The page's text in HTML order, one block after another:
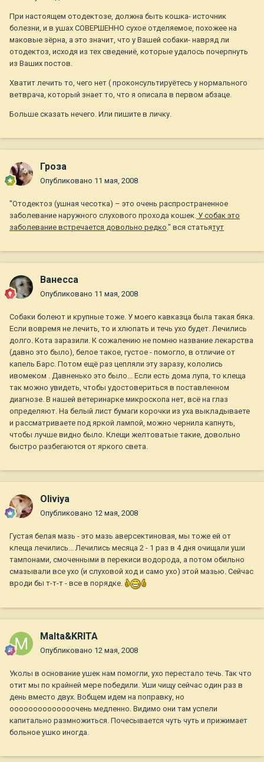
При настоящем отодектозе, должна быть кошка- источник
болезни, и в ушах СОВЕРШЕННО сухое отделяемое, похожее на
маковые зёрна, а это значит, что у Вашей собаки- навряд ли
отодектоз, исходя из тех сведениё, которые удалось почерпнуть
из Ваших постов.
Хватит лечить то, чего нет ( проконсультируётесь у нормального
ветврача, который знает то, что я описала в первом абзаце.
Больше сказать нечего. Или пишите в личку.
Гроза
Опубликовано 11 мая, 2008
"Отодектоз (ушная чесотка) – это очень распространенное
заболевание наружного слухового прохода кошек. У собак это
заболевание встречается довольно редко." вся статьятут
Ванесса
Опубликовано 11 мая, 2008
Собаки болеют и крупные тоже. У моего кавказца была такая бяка.
Если вовремя не лечить, то и хлюпать и течь ухо будет. Лечились
долго. Кота заразили. К сожалению не помню название лекарства
(давно это было), белое такое, густое - помогло, в отличие от
капель Барс. Потом ещё раз цепляли эту заразу, кололись
ивомеком . Давненько это было... Если есть дома лупа, то клеща
так можно увидеть, чтобы удостовериться в поставленном
диагнозе. В нашей ветеринарке микроскопа нет, всё на глаз
определяют. На белый лист бумаги корочки из уха выкладываете
и рассматриваете под яркой лампой, можно чернила капнуть,
чтобы лучше видно было. Клещи желтоватые такие, довольно
быстро разбегаются от яркого света.
Oliviya
Опубликовано 12 мая, 2008
Густая белая мазь - это мазь аверсектиновая, мы тоже ей от
клеща лечились... Лечились месяца 2 - 1 раз в 4 дня очищали уши
тампонами, смоченными в перекиси водорода, а потом обильно
смазывали все ухо (и слуховой ход и само ухо) этой мазью. Сейчас
вроди бы т-т-т - все в порядке.
Malta&KRITA
Опубликовано 12 мая, 2008
Уколы в основание ушек нам помогли, ухо перестало течь. Так что
отит мы по крайней мере победили. Уши чищу сейчас один раз в
день вместо двух. Вобщем идем на поправку, но
оооооооооооооочень медленно. Видимо они там успели
капитально размножиться. Почесывается чуть чуть и прижимает
больное ушко иногда.